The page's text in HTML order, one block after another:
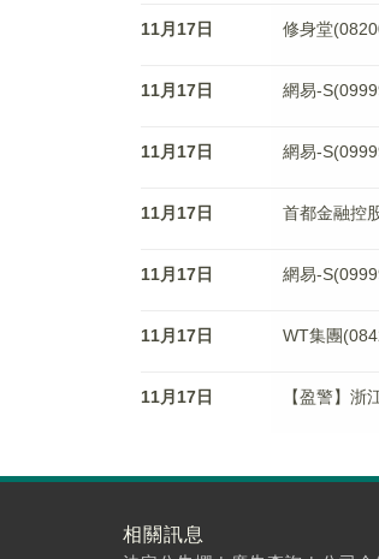
11月17日 修身堂
11月17日 網易-
11月17日 網易-
11月17日 首都金融控
11月17日 網易-
11月17日 WT集團
11月17日 【盈警】
相關訊息